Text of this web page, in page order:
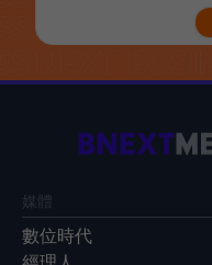
媒體
數位時代